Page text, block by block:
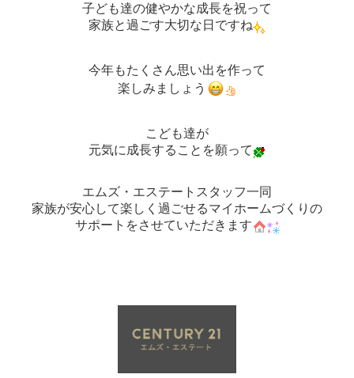
子ども達の健やかな成長を祝って
家族と過ごす大切な日ですね
今年もたくさん思い出を作って
楽しみましょう
こども達が
元気に成長することを願って
エムズ・エステートスタッフ一同
家族が安心して楽しく過ごせるマイホームづくりの
サポートをさせていただきます